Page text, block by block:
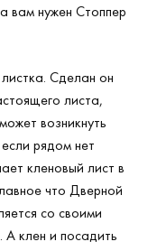
вам нужен Стоппер
Сделан он
листа,
возникнуть
рядом нет
кленовый лист в
что Дверной
со своими
клен и посадить